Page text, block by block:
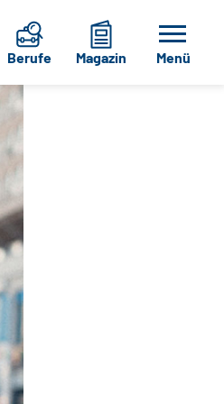
Berufe Magazin Menü